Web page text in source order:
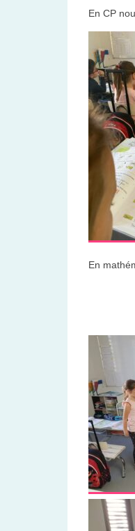
En CP
En